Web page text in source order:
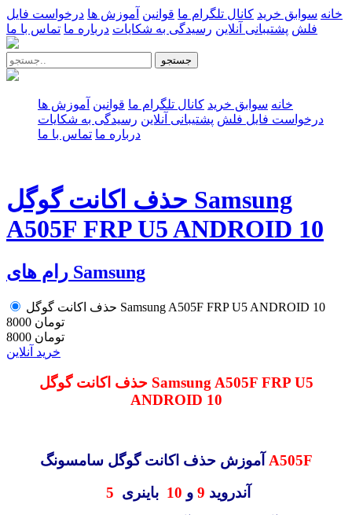
خانه سوابق خرید کانال تلگرام ما قوانین آموزش ها درخواست فایل
فلش پشتیبانی آنلاین رسیدگی به شکایات درباره ما تماس با ما
جستجو
خانه سوابق خرید کانال تلگرام ما قوانین آموزش ها
درخواست فایل فلش پشتیبانی آنلاین رسیدگی به شکایات
درباره ما تماس با ما
حذف اکانت گوگل Samsung
A505F FRP U5 ANDROID 10
رام های Samsung
حذف اکانت گوگل Samsung A505F FRP U5 ANDROID 10
8000 تومان
8000 تومان
خرید آنلاین
حذف اکانت گوگل Samsung A505F FRP U5
ANDROID 10
A505F
آندروید 9 و 10 باینری 5